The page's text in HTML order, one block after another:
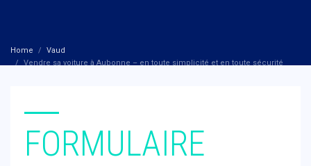
Home
Vaud
Vendre sa voiture à Aubonne – en toute simplicité et en toute sécurité
FORMULAIRE